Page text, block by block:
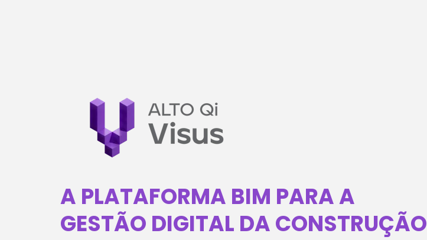
A PLATAFORMA BIM PARA A
GESTÃO DIGITAL DA CONSTRUÇÃO